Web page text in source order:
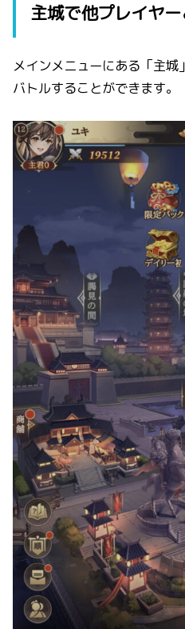
主城で他プレイヤ
メインメニューにある「主
バトルすることができます。